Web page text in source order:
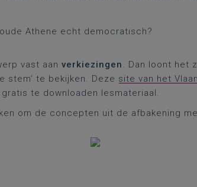
Athene echt democratisch?
vast aan verkiezingen. Dan loont het
stem’ te bekijken. Deze site van het
te downloaden lesmateriaal.
om de concepten uit de afbakening